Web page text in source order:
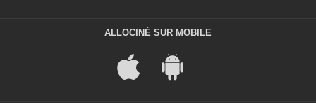
ALLOCINÉ SUR MOBILE